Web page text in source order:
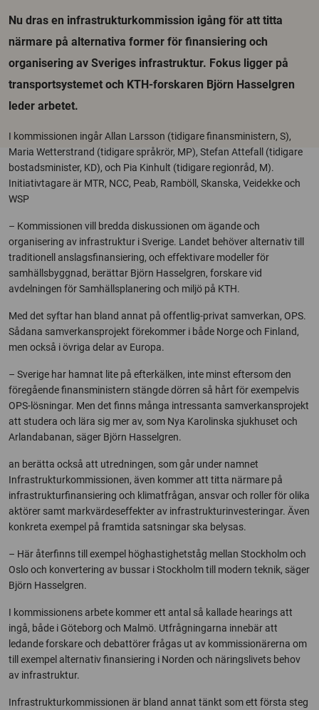
Nu dras en infrastrukturkommission igång för att titta
närmare på alternativa former för finansiering och
organisering av Sveriges infrastruktur. Fokus ligger på
transportsystemet och KTH-forskaren Björn Hasselgren
leder arbetet.
I kommissionen ingår Allan Larsson (tidigare finansministern, S),
Maria Wetterstrand (tidigare språkrör, MP), Stefan Attefall (tidigare
bostadsminister, KD), och Pia Kinhult (tidigare regionråd, M).
Initiativtagare är MTR, NCC, Peab, Ramböll, Skanska, Veidekke och
WSP
– Kommissionen vill bredda diskussionen om ägande och
organisering av infrastruktur i Sverige. Landet behöver alternativ till
traditionell anslagsfinansiering, och effektivare modeller för
samhällsbyggnad, berättar Björn Hasselgren, forskare vid
avdelningen för Samhällsplanering och miljö på KTH.
Med det syftar han bland annat på offentlig-privat samverkan, OPS.
Sådana samverkansprojekt förekommer i både Norge och Finland,
men också i övriga delar av Europa.
– Sverige har hamnat lite på efterkälken, inte minst eftersom den
föregående finansministern stängde dörren så hårt för exempelvis
OPS-lösningar. Men det finns många intressanta samverkansprojekt
att studera och lära sig mer av, som Nya Karolinska sjukhuset och
Arlandabanan, säger Björn Hasselgren.
an berätta också att utredningen, som går under namnet
Infrastrukturkommissionen, även kommer att titta närmare på
infrastrukturfinansiering och klimatfrågan, ansvar och roller för olika
aktörer samt markvärdeseffekter av infrastrukturinvesteringar. Även
konkreta exempel på framtida satsningar ska belysas.
– Här återfinns till exempel höghastighetståg mellan Stockholm och
Oslo och konvertering av bussar i Stockholm till modern teknik, säger
Björn Hasselgren.
I kommissionens arbete kommer ett antal så kallade hearings att
ingå, både i Göteborg och Malmö. Utfrågningarna innebär att
ledande forskare och debattörer frågas ut av kommissionärerna om
till exempel alternativ finansiering i Norden och näringslivets behov
av infrastruktur.
Infrastrukturkommissionen är bland annat tänkt som ett första steg